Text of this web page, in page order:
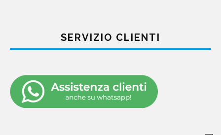
SERVIZIO CLIENTI